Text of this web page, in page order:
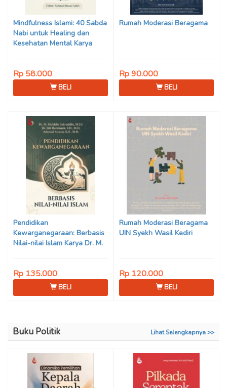
Son Haji, Dede Sunarya,
Iwan Setiawan, Nur Afiatin
Editor: Mi’raj Dodi Kurniawan
Mindfulness Islami: 40 Sabda
Nabi untuk Healing dan
Kesehatan Mental Karya
Saniyya Fadhila, Avanda
Chintya Cahyaning Putri, dan
Arjunedi
Rp 58.000
BELI
Rumah Moderasi Beragama
Rp 90.000
BELI
Pendidikan
Kewarganegaraan: Berbasis
Nilai-nilai Islam Karya Dr. M.
Adrenal Stezen, S.H., M.H.
Rp 135.000
BELI
Rumah Moderasi Beragama
UIN Syekh Wasil Kediri
Rp 120.000
BELI
Buku Politik Lihat Selengkapnya >>